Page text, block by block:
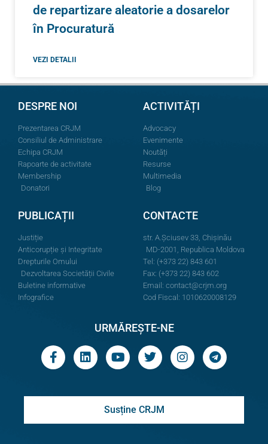
de repartizare aleatorie a dosarelor
în Procuratură
VEZI DETALII
DESPRE NOI
Prezentarea CRJM
Consiliul de Administrare
Echipa CRJM
Rapoarte de activitate
Membership
Donatori
ACTIVITĂȚI
Advocacy
Evenimente
Noutăți
Resurse
Multimedia
Blog
PUBLICAȚII
Justiție
Anticorupție și Integritate
Drepturile Omului
Dezvoltarea Societății Civile
Buletine informative
Infografice
CONTACTE
str. A.Şciusev 33, Chișinău
MD-2001, Republica Moldova
Tel: (+373 22) 843 601
Fax: (+373 22) 843 602
Email: contact@crjm.org
Cod Fiscal: 1010620008129
URMĂREȘTE-NE
Susține CRJM